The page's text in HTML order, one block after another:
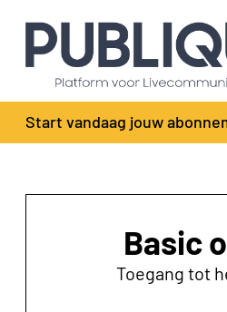
Start vandaag jouw
Basic
Toegang tot